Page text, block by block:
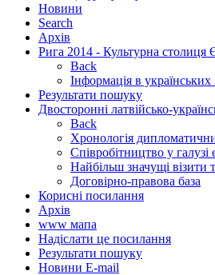
Новини
Search
Aрхів
Рига 2014 - Культурна столиця
Back
Інформація в
Результати пошуку
Двосторонні латвійсько-
Back
Хронологія
Співробітництво у галузі
Найбільш значущі візити
Договірно-правова база
Корисні посилання
Архів
www мапа
Надіслати це посилання
Результати пошуку
Новини Е-mail